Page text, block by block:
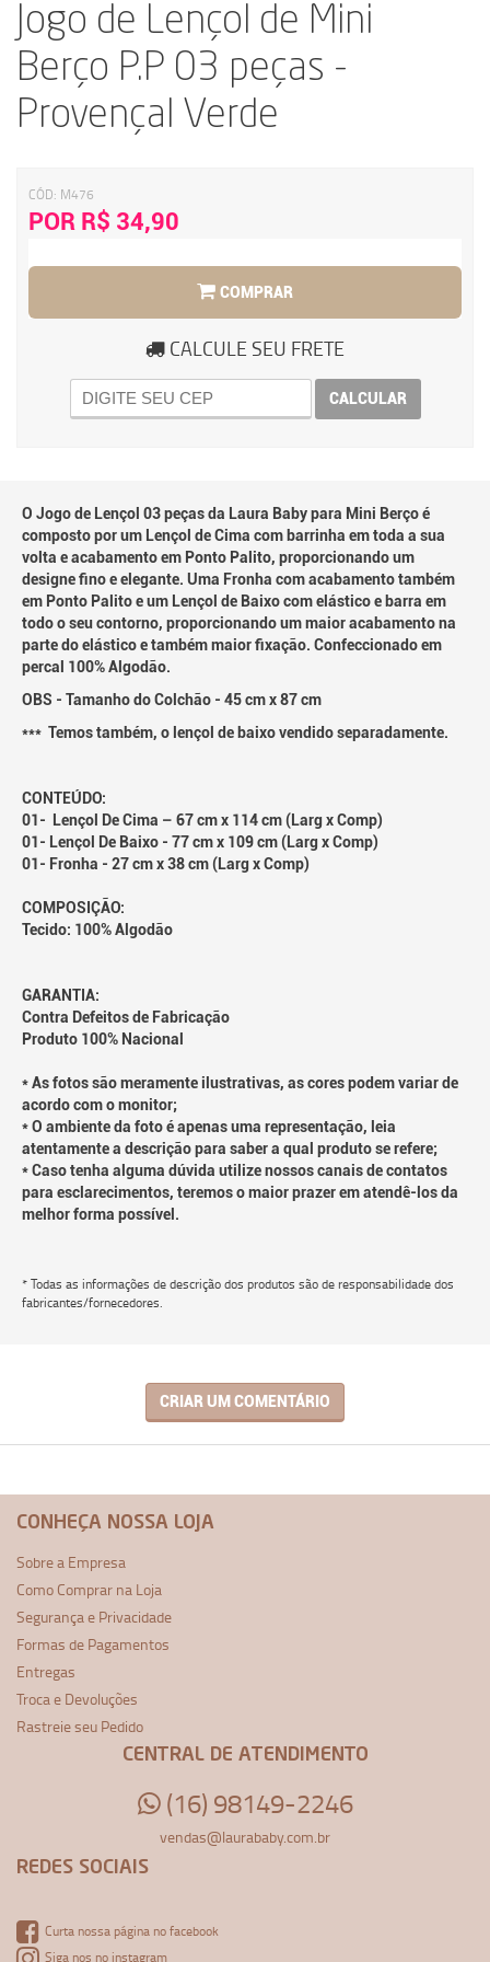
Jogo de Lençol de Mini
Berço P.P 03 peças -
Provençal Verde
CÓD: M476
POR R$ 34,90
COMPRAR
CALCULE SEU FRETE
CALCULAR
O Jogo de Lençol 03 peças da Laura Baby para Mini Berço é
composto por um Lençol de Cima com barrinha em toda a sua
volta e acabamento em Ponto Palito, proporcionando um
designe fino e elegante. Uma Fronha com acabamento também
em Ponto Palito e um Lençol de Baixo com elástico e barra em
todo o seu contorno, proporcionando um maior acabamento na
parte do elástico e também maior fixação. Confeccionado em
percal 100% Algodão.
OBS - Tamanho do Colchão - 45 cm x 87 cm
*** Temos também, o lençol de baixo vendido separadamente.
CONTEÚDO:
01- Lençol De Cima – 67 cm x 114 cm (Larg x Comp)
01- Lençol De Baixo - 77 cm x 109 cm (Larg x Comp)
01- Fronha - 27 cm x 38 cm (Larg x Comp)
COMPOSIÇÃO:
Tecido: 100% Algodão
GARANTIA:
Contra Defeitos de Fabricação
Produto 100% Nacional
* As fotos são meramente ilustrativas, as cores podem variar de
acordo com o monitor;
* O ambiente da foto é apenas uma representação, leia
atentamente a descrição para saber a qual produto se refere;
* Caso tenha alguma dúvida utilize nossos canais de contatos
para esclarecimentos, teremos o maior prazer em atendê-los da
melhor forma possível.
* Todas as informações de descrição dos produtos são de responsabilidade dos
fabricantes/fornecedores.
CRIAR UM COMENTÁRIO
CONHEÇA NOSSA LOJA
Sobre a Empresa
Como Comprar na Loja
Segurança e Privacidade
Formas de Pagamentos
Entregas
Troca e Devoluções
Rastreie seu Pedido
CENTRAL DE ATENDIMENTO
(16) 98149-2246
vendas@laurababy.com.br
REDES SOCIAIS
Curta nossa página no facebook
Siga nos no instagram